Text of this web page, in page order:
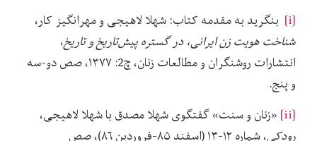
[i]
بنگرید به مقدمه کتاب: شهلا لاهیجی و مهرانگیز کار،
شناخت هویت زن ایرانی، در گستره پیش‌تاریخ و تاریخ،
انتشارات روشنگران و مطالعات زنان، چ2: ۱۳۷۷، صص دو-سه
و پنج.
[ii]
«زنان و سنت» گفتگوی شهلا مصدق با شهلا لاهیجی،
رودکی
، شماره ۱۲-۱۳ (اسفند ۸۵-فروردین ۸۶)، صص